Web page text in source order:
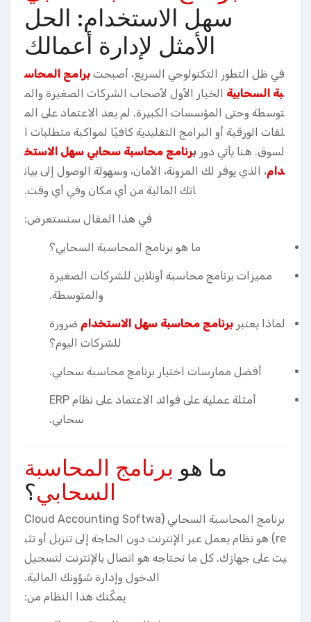
سهل الاستخدام: الحل
الأمثل لإدارة أعمالك
في ظل التطور التكنولوجي السريع، أصبحت برامج المحاس
بة السحابية الخيار الأول لأصحاب الشركات الصغيرة والم
توسطة وحتى المؤسسات الكبيرة. لم يعد الاعتماد على الم
لفات الورقية أو البرامج التقليدية كافيًا لمواكبة متطلبات ا
لسوق. هنا يأتي دور برنامج محاسبة سحابي سهل الاستخ
دام، الذي يوفر لك المرونة، الأمان، وسهولة الوصول إلى بيان
اتك المالية من أي مكان وفي أي وقت.
في هذا المقال سنستعرض:
ما هو برنامج المحاسبة السحابي؟
مميزات برنامج محاسبة أونلاين للشركات الصغيرة
والمتوسطة.
لماذا يعتبر برنامج محاسبة سهل الاستخدام ضرورة
للشركات اليوم؟
أفضل ممارسات اختيار برنامج محاسبة سحابي.
أمثلة عملية على فوائد الاعتماد على نظام ERP
سحابي.
ما هو برنامج المحاسبة
السحابي؟
برنامج المحاسبة السحابي (Cloud Accounting Softwa
re) هو نظام يعمل عبر الإنترنت دون الحاجة إلى تنزيل أو تثب
يت على جهازك. كل ما تحتاجه هو اتصال بالإنترنت لتسجيل
الدخول وإدارة شؤونك المالية.
يمكّنك هذا النظام من: